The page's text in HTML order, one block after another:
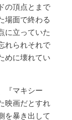
の頂点とまで
場面で終わる
に立っていた
れられそれで
めに壊れてい
『マキシー
映画だとすれ
を暴き出して